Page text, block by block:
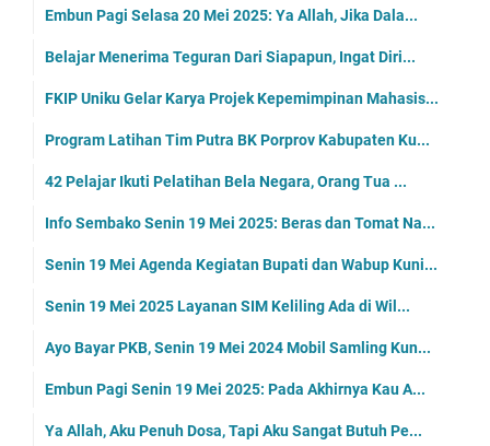
Embun Pagi Selasa 20 Mei 2025: Ya Allah, Jika Dala...
Belajar Menerima Teguran Dari Siapapun, Ingat Diri...
FKIP Uniku Gelar Karya Projek Kepemimpinan Mahasis...
Program Latihan Tim Putra BK Porprov Kabupaten Ku...
42 Pelajar Ikuti Pelatihan Bela Negara, Orang Tua ...
Info Sembako Senin 19 Mei 2025: Beras dan Tomat Na...
Senin 19 Mei Agenda Kegiatan Bupati dan Wabup Kuni...
Senin 19 Mei 2025 Layanan SIM Keliling Ada di Wil...
Ayo Bayar PKB, Senin 19 Mei 2024 Mobil Samling Kun...
Embun Pagi Senin 19 Mei 2025: Pada Akhirnya Kau A...
Ya Allah, Aku Penuh Dosa, Tapi Aku Sangat Butuh Pe...